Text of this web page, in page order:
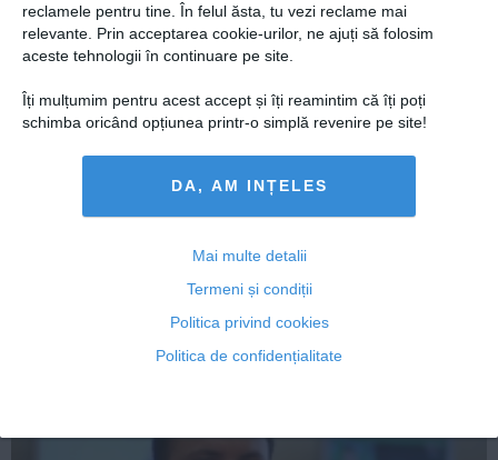
reclamele pentru tine. În felul ăsta, tu vezi reclame mai
relevante. Prin acceptarea cookie-urilor, ne ajuți să folosim
aceste tehnologii în continuare pe site.
Îți mulțumim pentru acest accept și îți reamintim că îți poți
schimba oricând opțiunea printr-o simplă revenire pe site!
DA, AM INȚELES
Mai multe detalii
Termeni și condiții
Politica privind cookies
Politica de confidențialitate